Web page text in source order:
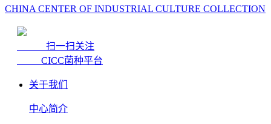
CHINA CENTER OF INDUSTRIAL CULTURE COLLECTION
扫一扫关注
CICC菌种平台
关于我们
中心简介